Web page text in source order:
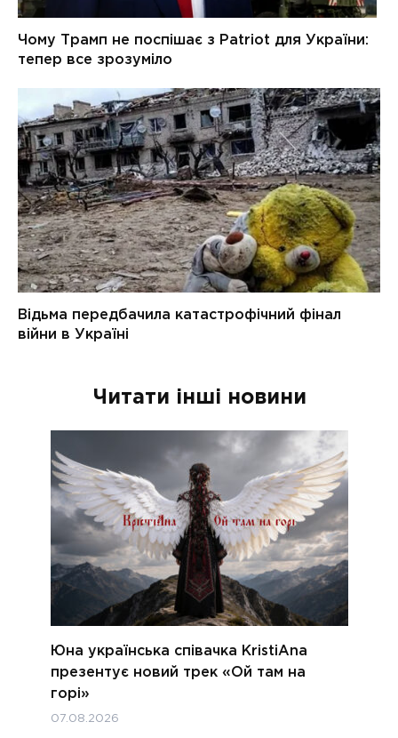
Читати інші новини
Юна українська співачка KristiAna
презентує новий трек «Ой там на
горі»
07.08.2026